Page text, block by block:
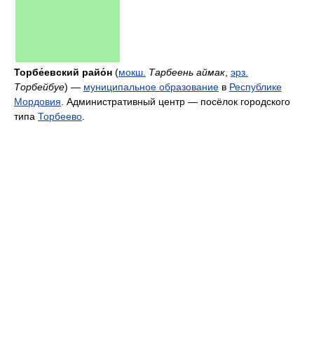
Торбе́евский райо́н (мокш. Тарбеень аймак эрз.
Торбейбуе) — муниципальное образование в Республике
Мордовия . Административный центр — посёлок городского
типа Торбеево